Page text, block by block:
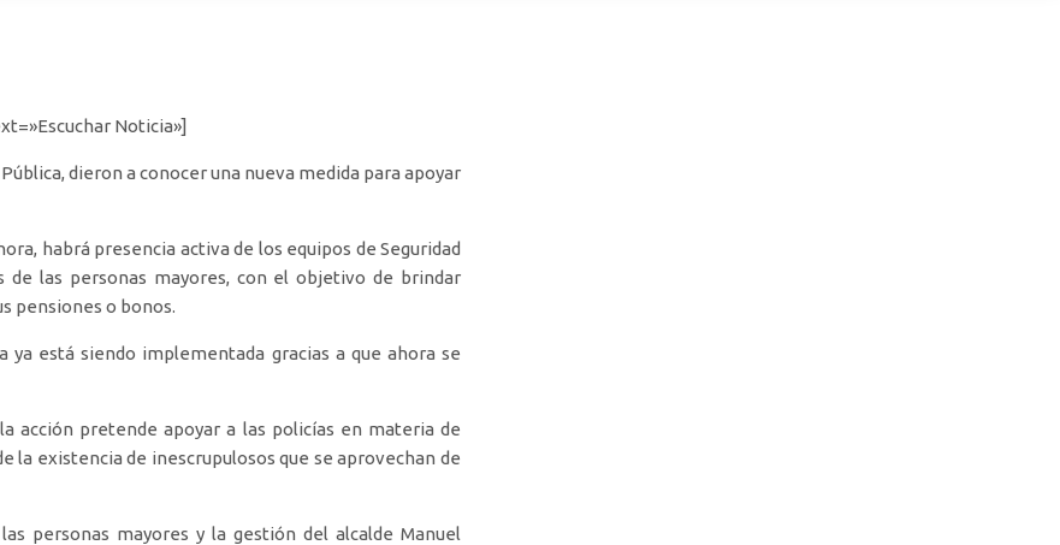
Noticia»]
dieron a conocer una nueva medida para apoyar
habrá presencia activa de los equipos de Seguridad
de las personas mayores, con el objetivo de brindar
pensiones o bonos.
ya está siendo implementada gracias a que ahora se
acción pretende apoyar a las policías en materia de
la existencia de inescrupulosos que se aprovechan de
personas mayores y la gestión del alcalde Manuel